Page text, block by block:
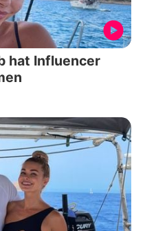
hat Influencer